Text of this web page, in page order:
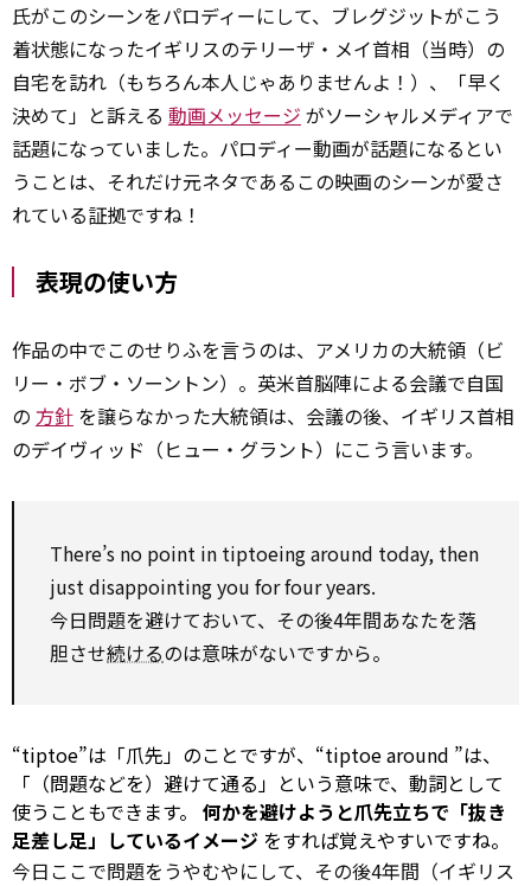
氏がこのシーンをパロディーにして、ブレグジットがこう
着状態になったイギリスのテリーザ・メイ首相（当時）の
自宅を訪れ（もちろん本人じゃありませんよ！）、「早く
決めて」と訴える 動画メッセージ がソーシャルメディアで
話題になっていました。パロディー動画が話題になるとい
うことは、それだけ元ネタであるこの映画のシーンが愛さ
れている証拠ですね！
表現の使い方
作品の中でこのせりふを言うのは、アメリカの大統領（ビ
リー・ボブ・ソーントン）。英米首脳陣による会議で自国
の 方針 を譲らなかった大統領は、会議の後、イギリス首相
のデイヴィッド（ヒュー・グラント）にこう言います。
There’s no point in tiptoeingaround today, then
justdisappointingyou forfour years.
今日問題を避けておいて、その後4年間あなたを落
胆させ続けるのは意味がないですから。
“tiptoe”は「爪先」のことですが、“tiptoearound ”は、
「（問題などを）避けて通る」という意味で、動詞として
使うこともできます。 何かを避けようと爪先立ちで「抜き
足差し足」しているイメージ をすれば覚えやすいですね。
今日ここで問題をうやむやにして、その後4年間（イギリス